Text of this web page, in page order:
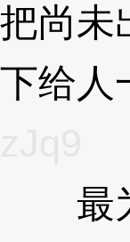
把尚未
下给人
最为